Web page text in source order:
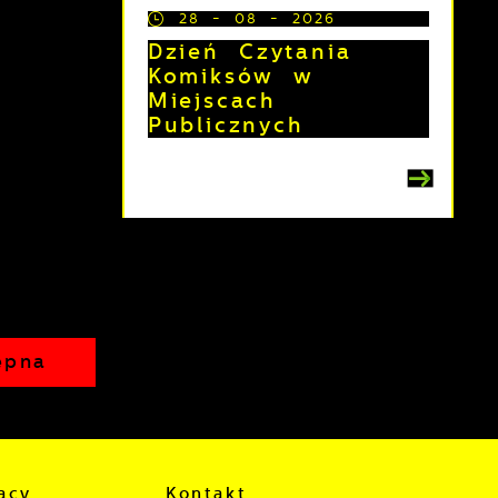
28 - 08 - 2026
Dzień Czytania
Komiksów w
Miejscach
Publicznych
Kontakt